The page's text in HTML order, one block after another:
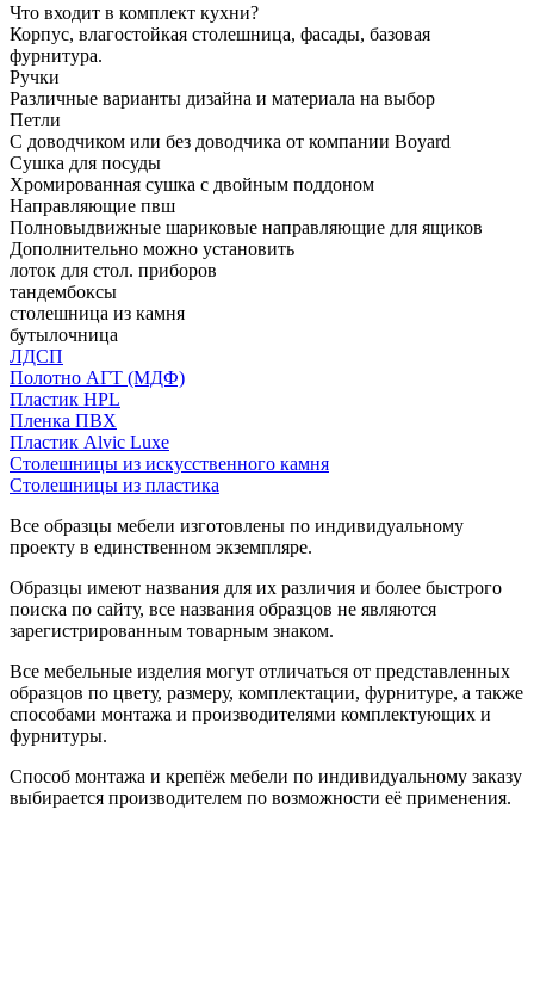
Что входит в комплект кухни?
Корпус, влагостойкая столешница, фасады, базовая
фурнитура.
Ручки
Различные варианты дизайна и материала на выбор
Петли
С доводчиком или без доводчика от компании Boyard
Сушка для посуды
Хромированная сушка с двойным поддоном
Направляющие пвш
Полновыдвижные шариковые направляющие для ящиков
Дополнительно можно установить
лоток для стол. приборов
тандембоксы
столешница из камня
бутылочница
ЛДСП
Полотно АГТ (МДФ)
Пластик HPL
Пленка ПВХ
Пластик Alvic Luxe
Столешницы из искусственного камня
Столешницы из пластика
Все образцы мебели изготовлены по индивидуальному
проекту в единственном экземпляре.
Образцы имеют названия для их различия и более быстрого
поиска по сайту, все названия образцов не являются
зарегистрированным товарным знаком.
Все мебельные изделия могут отличаться от представленных
образцов по цвету, размеру, комплектации, фурнитуре, а также
способами монтажа и производителями комплектующих и
фурнитуры.
Способ монтажа и крепёж мебели по индивидуальному заказу
выбирается производителем по возможности её применения.